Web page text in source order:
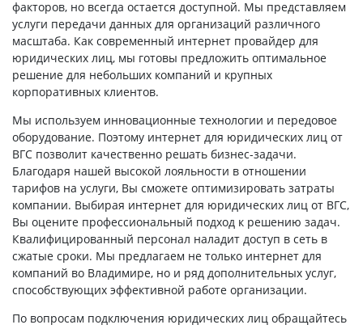
факторов, но всегда остается доступной. Мы представляем
услуги передачи данных для организаций различного
масштаба. Как современный интернет провайдер для
юридических лиц, мы готовы предложить оптимальное
решение для небольших компаний и крупных
корпоративных клиентов.
Мы используем инновационные технологии и передовое
оборудование. Поэтому интернет для юридических лиц от
ВГС позволит качественно решать бизнес-задачи.
Благодаря нашей высокой лояльности в отношении
тарифов на услуги, Вы сможете оптимизировать затраты
компании. Выбирая интернет для юридических лиц от ВГС,
Вы оцените профессиональный подход к решению задач.
Квалифицированный персонал наладит доступ в сеть в
сжатые сроки. Мы предлагаем не только интернет для
компаний во Владимире, но и ряд дополнительных услуг,
способствующих эффективной работе организации.
По вопросам подключения юридических лиц обращайтесь